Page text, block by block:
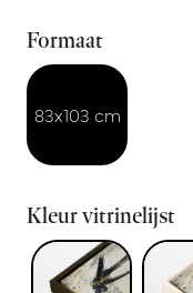
Formaat
83x103 cm
Kleur vitrinelijst